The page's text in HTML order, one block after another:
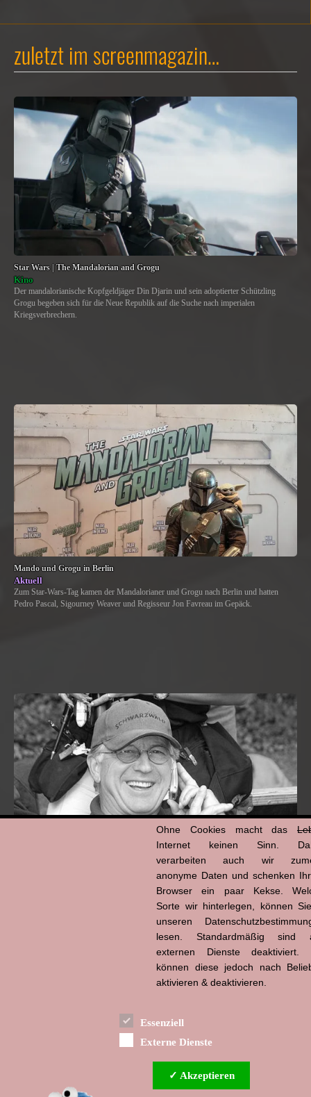
zuletzt im screenmagazin…
Star Wars | The Mandalorian and Grogu
Kino
Der mandalorianische Kopfgeldjäger Din Djarin und sein adoptierter Schützling
Grogu begeben sich für die Neue Republik auf die Suche nach imperialen
Kriegsverbrechern.
Mando und Grogu in Berlin
Aktuell
Zum Star-Wars-Tag kamen der Mandalorianer und Grogu nach Berlin und hatten
Pedro Pascal, Sigourney Weaver und Regisseur Jon Favreau im Gepäck.
Ohne Cookies macht das
Internet keinen Sinn.
verarbeiten auch wir
anonyme Daten und schenken
Browser ein paar Kekse.
Sorte wir hinterlegen, können
unseren
lesen. Standardmäßig sind
externen Dienste deaktiviert.
können diese jedoch nach
aktivieren & deaktivieren.
Essenziell
Externe Dienste
✓ Akzeptieren